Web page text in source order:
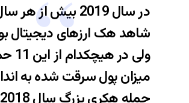
در سال 2019 بیش از
شاهد هک ارزهای دیجیتال
ولی در
میزان پول سرقت شده به